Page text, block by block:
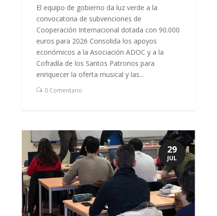
El equipo de gobierno da luz verde a la
convocatoria de subvenciones de
Cooperación Internacional dotada con 90.000
euros para 2026 Consolida los apoyos
económicos a la Asociación ADOC y a la
Cofradía de los Santos Patronos para
enriquecer la oferta musical y las...
0 Comentario
29
JUL